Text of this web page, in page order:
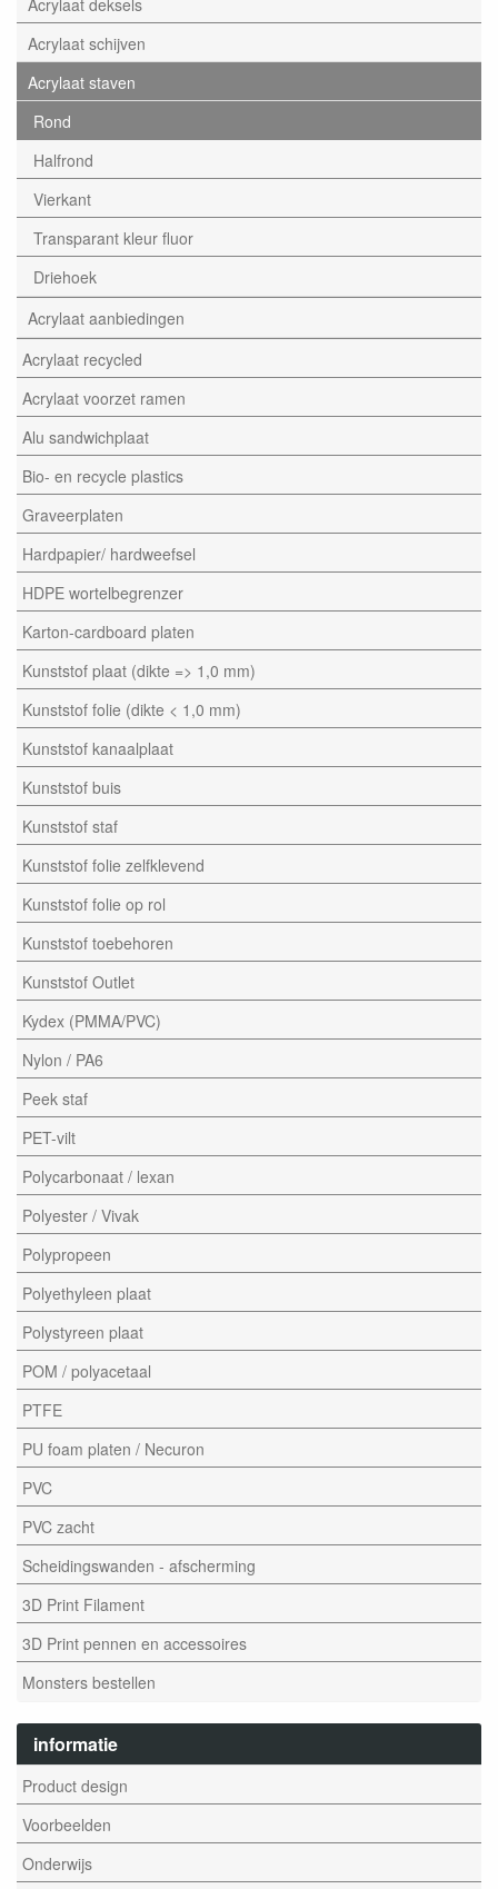
Acrylaat schijven
Acrylaat staven
Rond
Halfrond
Vierkant
Transparant kleur fluor
Driehoek
Acrylaat aanbiedingen
Acrylaat recycled
Acrylaat voorzet ramen
Alu sandwichplaat
Bio- en recycle plastics
Graveerplaten
Hardpapier/ hardweefsel
HDPE wortelbegrenzer
Karton-cardboard platen
Kunststof plaat (dikte => 1,0 mm)
Kunststof folie (dikte < 1,0 mm)
Kunststof kanaalplaat
Kunststof buis
Kunststof staf
Kunststof folie zelfklevend
Kunststof folie op rol
Kunststof toebehoren
Kunststof Outlet
Kydex (PMMA/PVC)
Nylon / PA6
Peek staf
PET-vilt
Polycarbonaat / lexan
Polyester / Vivak
Polypropeen
Polyethyleen plaat
Polystyreen plaat
POM / polyacetaal
PTFE
PU foam platen / Necuron
PVC
PVC zacht
Scheidingswanden - afscherming
3D Print Filament
3D Print pennen en accessoires
Monsters bestellen
informatie
Product design
Voorbeelden
Onderwijs